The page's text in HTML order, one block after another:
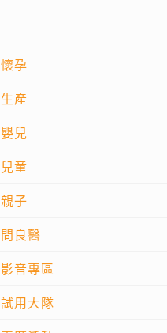
懷孕
生產
嬰兒
兒童
親子
問良醫
影音專區
試用大隊